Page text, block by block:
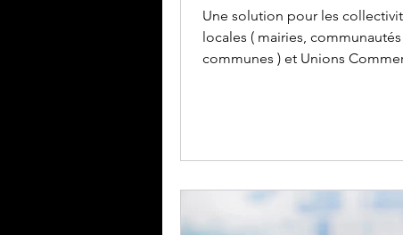
Une solution pour les
locales ( mairies,
communes ) et Unions